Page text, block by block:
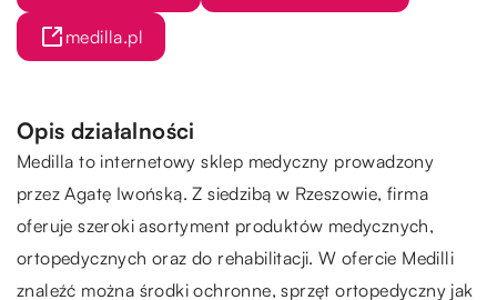
medilla.pl
Opis działalności
Medilla to internetowy sklep medyczny prowadzony
przez Agatę Iwońską. Z siedzibą w Rzeszowie, firma
oferuje szeroki asortyment produktów medycznych,
ortopedycznych oraz do rehabilitacji. W ofercie Medilli
znaleźć można środki ochronne, sprzęt ortopedyczny jak